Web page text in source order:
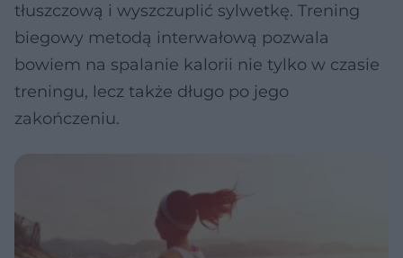
tłuszczową i wyszczuplić sylwetkę. Trening
biegowy metodą interwałową pozwala
bowiem na spalanie kalorii nie tylko w czasie
treningu, lecz także długo po jego
zakończeniu.